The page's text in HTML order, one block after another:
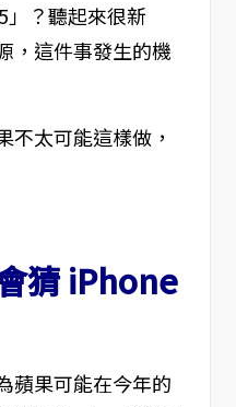
？聽起來很新
，這件事發生的機
不太可能這樣做，
猜 iPhone
蘋果可能在今年的